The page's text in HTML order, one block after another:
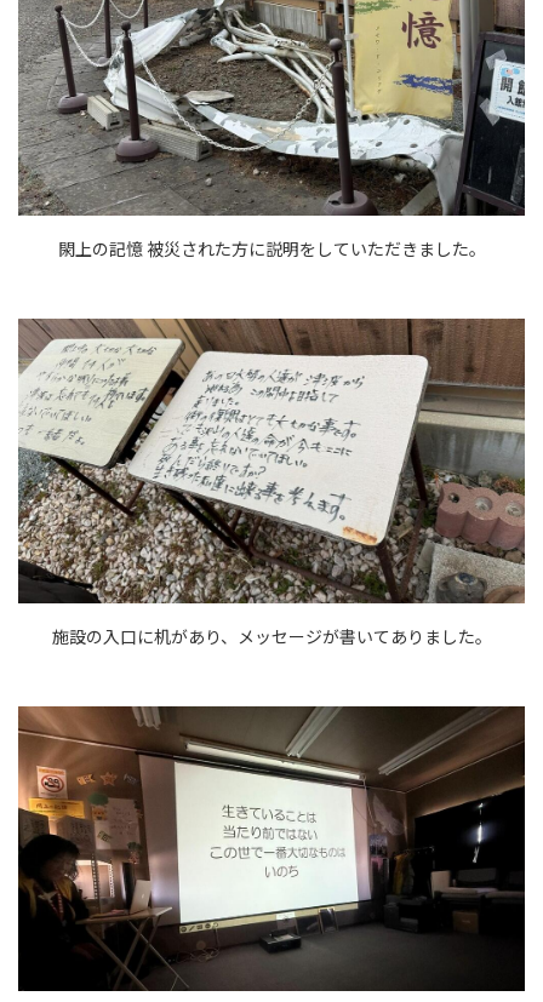
閖上の記憶 被災された方に説明をしていただきました。
施設の入口に机があり、メッセージが書いてありました。